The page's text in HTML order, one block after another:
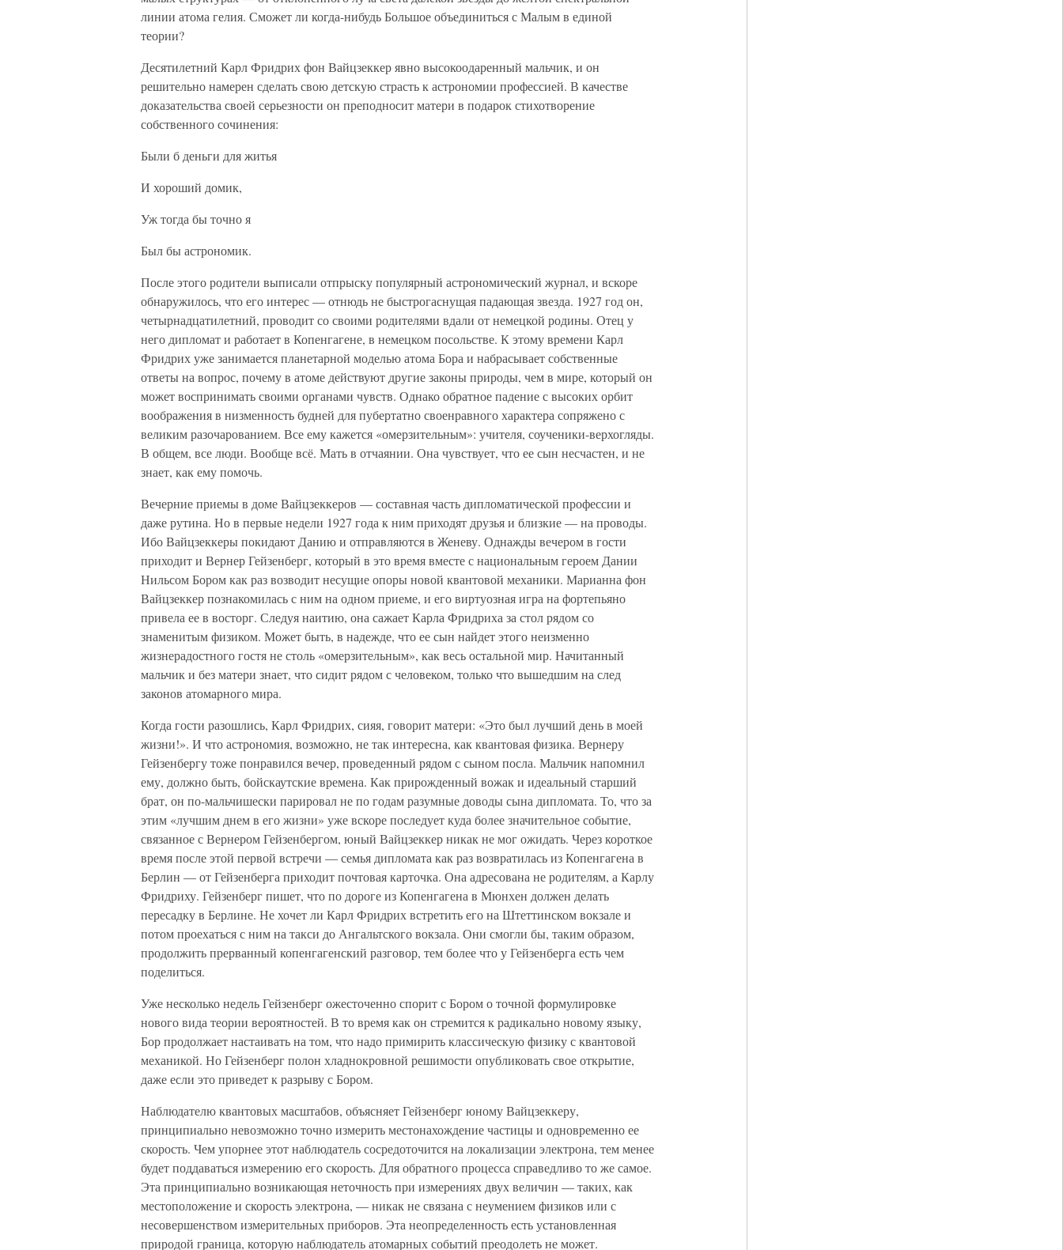
линии атома гелия. Сможет ли когда-нибудь Большое объединиться с Малым в единой
теории?
Десятилетний Карл Фридрих фон Вайцзеккер явно высокоодаренный мальчик, и он
решительно намерен сделать свою детскую страсть к астрономии профессией. В качестве
доказательства своей серьезности он преподносит матери в подарок стихотворение
собственного сочинения:
Были б деньги для житья
И хороший домик,
Уж тогда бы точно я
Был бы астрономик.
После этого родители выписали отпрыску популярный астрономический журнал, и вскоре
обнаружилось, что его интерес — отнюдь не быстрогаснущая падающая звезда. 1927 год он,
четырнадцатилетний, проводит со своими родителями вдали от немецкой родины. Отец у
него дипломат и работает в Копенгагене, в немецком посольстве. К этому времени Карл
Фридрих уже занимается планетарной моделью атома Бора и набрасывает собственные
ответы на вопрос, почему в атоме действуют другие законы природы, чем в мире, который он
может воспринимать своими органами чувств. Однако обратное падение с высоких орбит
воображения в низменность будней для пубертатно своенравного характера сопряжено с
великим разочарованием. Все ему кажется «омерзительным»: учителя, соученики-верхогляды.
В общем, все люди. Вообще всё. Мать в отчаянии. Она чувствует, что ее сын несчастен, и не
знает, как ему помочь.
Вечерние приемы в доме Вайцзеккеров — составная часть дипломатической профессии и
даже рутина. Но в первые недели 1927 года к ним приходят друзья и близкие — на проводы.
Ибо Вайцзеккеры покидают Данию и отправляются в Женеву. Однажды вечером в гости
приходит и Вернер Гейзенберг, который в это время вместе с национальным героем Дании
Нильсом Бором как раз возводит несущие опоры новой квантовой механики. Марианна фон
Вайцзеккер познакомилась с ним на одном приеме, и его виртуозная игра на фортепьяно
привела ее в восторг. Следуя наитию, она сажает Карла Фридриха за стол рядом со
знаменитым физиком. Может быть, в надежде, что ее сын найдет этого неизменно
жизнерадостного гостя не столь «омерзительным», как весь остальной мир. Начитанный
мальчик и без матери знает, что сидит рядом с человеком, только что вышедшим на след
законов атомарного мира.
Когда гости разошлись, Карл Фридрих, сияя, говорит матери: «Это был лучший день в моей
жизни!». И что астрономия, возможно, не так интересна, как квантовая физика. Вернеру
Гейзенбергу тоже понравился вечер, проведенный рядом с сыном посла. Мальчик напомнил
ему, должно быть, бойскаутские времена. Как прирожденный вожак и идеальный старший
брат, он по-мальчишески парировал не по годам разумные доводы сына дипломата. То, что за
этим «лучшим днем в его жизни» уже вскоре последует куда более значительное событие,
связанное с Вернером Гейзенбергом, юный Вайцзеккер никак не мог ожидать. Через короткое
время после этой первой встречи — семья дипломата как раз возвратилась из Копенгагена в
Берлин — от Гейзенберга приходит почтовая карточка. Она адресована не родителям, а Карлу
Фридриху. Гейзенберг пишет, что по дороге из Копенгагена в Мюнхен должен делать
пересадку в Берлине. Не хочет ли Карл Фридрих встретить его на Штеттинском вокзале и
потом проехаться с ним на такси до Ангальтского вокзала. Они смогли бы, таким образом,
продолжить прерванный копенгагенский разговор, тем более что у Гейзенберга есть чем
поделиться.
Уже несколько недель Гейзенберг ожесточенно спорит с Бором о точной формулировке
нового вида теории вероятностей. В то время как он стремится к радикально новому языку,
Бор продолжает настаивать на том, что надо примирить классическую физику с квантовой
механикой. Но Гейзенберг полон хладнокровной решимости опубликовать свое открытие,
даже если это приведет к разрыву с Бором.
Наблюдателю квантовых масштабов, объясняет Гейзенберг юному Вайцзеккеру,
принципиально невозможно точно измерить местонахождение частицы и одновременно ее
скорость. Чем упорнее этот наблюдатель сосредоточится на локализации электрона, тем менее
будет поддаваться измерению его скорость. Для обратного процесса справедливо то же самое.
Эта принципиально возникающая неточность при измерениях двух величин — таких, как
местоположение и скорость электрона, — никак не связана с неумением физиков или с
несовершенством измерительных приборов. Эта неопределенность есть установленная
природой граница, которую наблюдатель атомарных событий преодолеть не может.